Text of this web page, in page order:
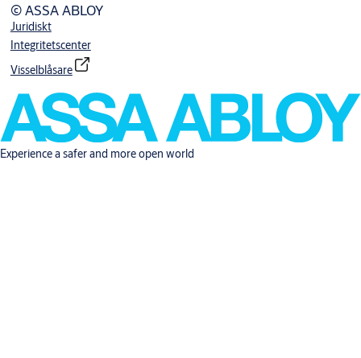
© ASSA ABLOY
Juridiskt
Integritetscenter
Visselblåsare
Experience a safer and more open world